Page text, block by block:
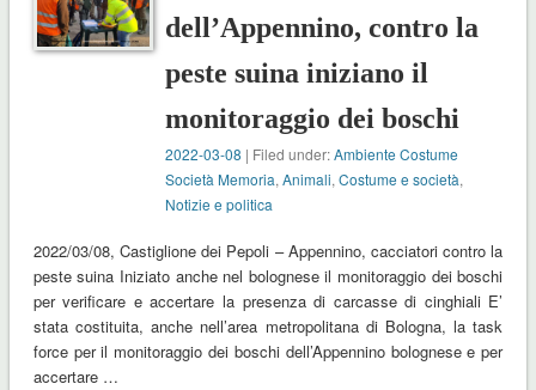
dell’Appennino, contro la
peste suina iniziano il
monitoraggio dei boschi
2022-03-08 | Filed under:Ambiente Costume
Società Memoria,Animali,Costume e società,
Notizie e politica
2022/03/08, Castiglione dei Pepoli – Appennino, cacciatori contro la
peste suina Iniziato anche nel bolognese il monitoraggio dei boschi
per verificare e accertare la presenza di carcasse di cinghiali E’
stata costituita, anche nell’area metropolitana di Bologna, la task
force per il monitoraggio dei boschi dell’Appennino bolognese e per
accertare …